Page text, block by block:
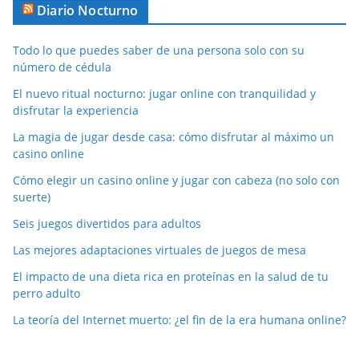
Diario Nocturno
Todo lo que puedes saber de una persona solo con su
número de cédula
El nuevo ritual nocturno: jugar online con tranquilidad y
disfrutar la experiencia
La magia de jugar desde casa: cómo disfrutar al máximo un
casino online
Cómo elegir un casino online y jugar con cabeza (no solo con
suerte)
Seis juegos divertidos para adultos
Las mejores adaptaciones virtuales de juegos de mesa
El impacto de una dieta rica en proteínas en la salud de tu
perro adulto
La teoría del Internet muerto: ¿el fin de la era humana online?